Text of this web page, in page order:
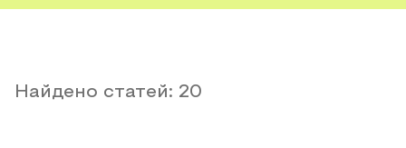
Найдено статей: 20